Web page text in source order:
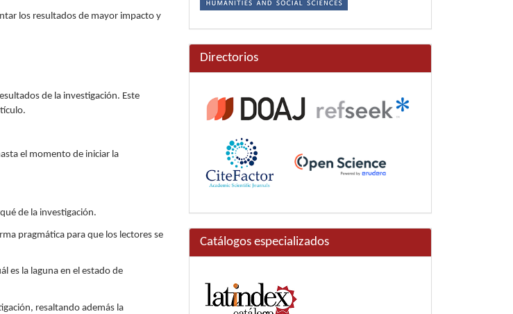
los resultados de mayor impacto y
de la investigación. Este
el momento de iniciar la
de la investigación.
pragmática para que los lectores se
es la laguna en el estado de
resaltando además la
Directorios
Catálogos especializados